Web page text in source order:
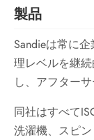
製品
Sandieは常に
理レベルを継
し、アフター
同社はすべて
洗濯機、スピ